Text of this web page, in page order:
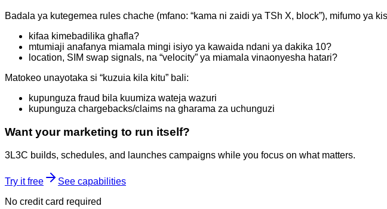
Badala ya kutegemea rules chache (mfano: “kama ni zaidi ya TSh X, block”), mifumo ya
kifaa kimebadilika ghafla?
mtumiaji anafanya miamala mingi isiyo ya kawaida ndani ya dakika 10?
location, SIM swap signals, na “velocity” ya miamala vinaonyesha hatari?
Matokeo unayotaka si “kuzuia kila kitu” bali:
kupunguza fraud bila kuumiza wateja wazuri
kupunguza chargebacks/claims na gharama za uchunguzi
Want your marketing to run itself?
3L3C builds, schedules, and launches campaigns while you focus on what matters.
Try it free
See capabilities
No credit card required